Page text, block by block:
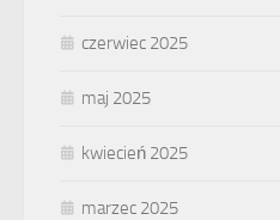
czerwiec 2025
maj 2025
kwiecień 2025
marzec 2025